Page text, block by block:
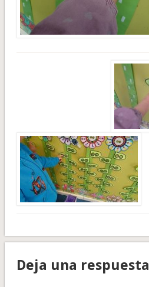
Deja una respuesta